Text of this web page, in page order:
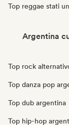
Top reggae stati
Argentina
Top rock
Top danza pop
Top dub argentina
Top hip-hop